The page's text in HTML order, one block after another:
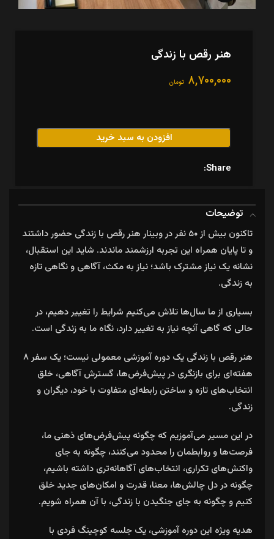
هنر رقص با زندگی
۸,۷۰۰,۰۰۰ تومان
افزودن به سبد خرید
Share:
توضیحات
تاکنون بیش از ۵۰ نفر در وبینار هنر رقص با زندگی حضور داشتند
و تا پایان همراه این تجربه ارزشمند ماندند. شاید این استقبال،
نشانه یک نیاز مشترک باشد؛ نیاز به مکث، آگاهی و نگاهی تازه
به زندگی.
بسیاری از ما سال‌ها تلاش می‌کنیم شرایط را تغییر دهیم، در
حالی که گاهی آنچه نیاز به تغییر دارد، نگاه ما به زندگی است.
هنر رقص با زندگی یک دوره آموزشی معمولی نیست؛ یک سفر ۸
هفته‌ای برای بازنگری در پیش‌فرض‌ها، گسترش آگاهی، خلق
انتخاب‌های تازه و ساختن رابطه‌ای متفاوت با خود، دیگران و
زندگی.
در این مسیر می‌آموزیم که چگونه پیش‌فرض‌های ذهنی ما،
فرصت‌ها و روابطمان را محدود می‌کنند، چگونه به جای
واکنش‌های تکراری، انتخاب‌های آگاهانه‌تری داشته باشیم،
چگونه در دل چالش‌ها، معنا، قدرت و امکان‌های جدید خلق
کنیم و چگونه به جای جنگیدن با زندگی، با آن همراه شویم.
هدیه ویژه این دوره آموزشی، یک جلسه کوچینگ فردی با